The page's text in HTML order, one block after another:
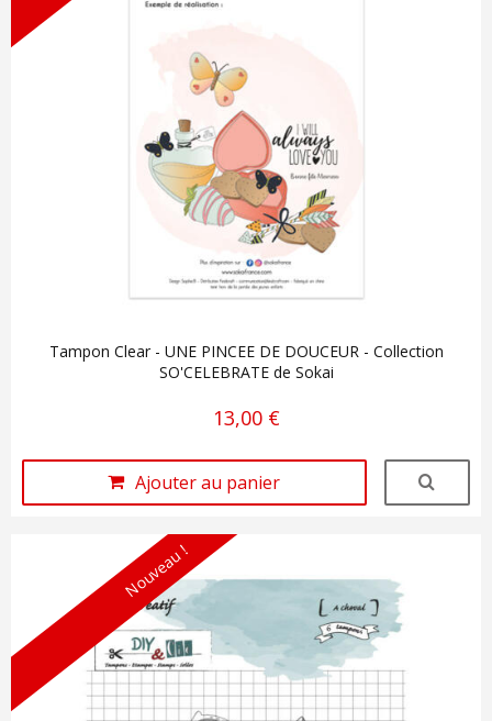
Tampon Clear - UNE PINCEE DE DOUCEUR - Collection
SO'CELEBRATE de Sokai
13,00 €
Ajouter au panier
Nouveau !